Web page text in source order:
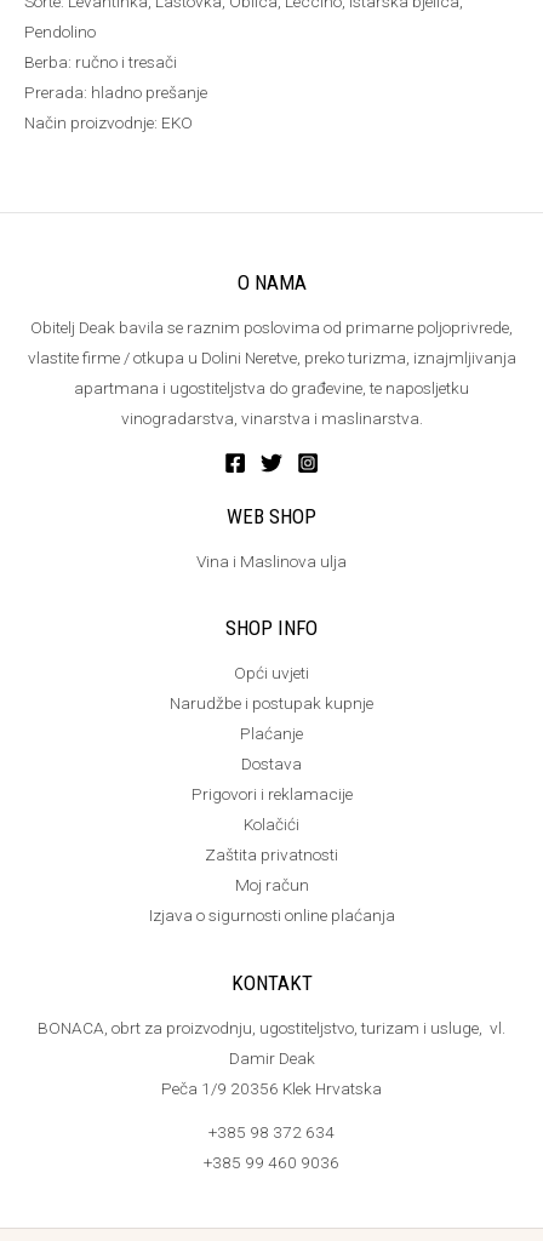
Pendolino
Berba: ručno i tresači
Prerada: hladno prešanje
Način proizvodnje: EKO
O NAMA
Obitelj Deak bavila se raznim poslovima od primarne poljoprivrede,
vlastite firme / otkupa u Dolini Neretve, preko turizma, iznajmljivanja
apartmana i ugostiteljstva do građevine, te naposljetku
vinogradarstva, vinarstva i maslinarstva.
WEB SHOP
Vina i Maslinova ulja
SHOP INFO
Opći uvjeti
Narudžbe i postupak kupnje
Plaćanje
Dostava
Prigovori i reklamacije
Kolačići
Zaštita privatnosti
Moj račun
Izjava o sigurnosti online plaćanja
KONTAKT
BONACA, obrt za proizvodnju, ugostiteljstvo, turizam i usluge, vl.
Damir Deak
Peča 1/9 20356 Klek Hrvatska
+385 98 372 634
+385 99 460 9036